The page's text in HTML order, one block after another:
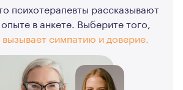
психотерапевты рассказывают
в анкете. Выберите того,
вызывает симпатию и доверие.